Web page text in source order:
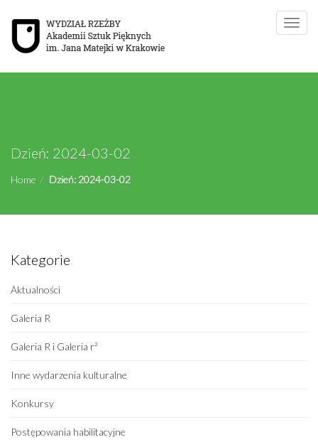
Toggle
Dzień: 2024-03-02
Home Dzień: 2024-03-02
Kategorie
Aktualności
Galeria R
Galeria R i Galeria r²
Inne wydarzenia kulturalne
Konkursy
Postępowania habilitacyjne